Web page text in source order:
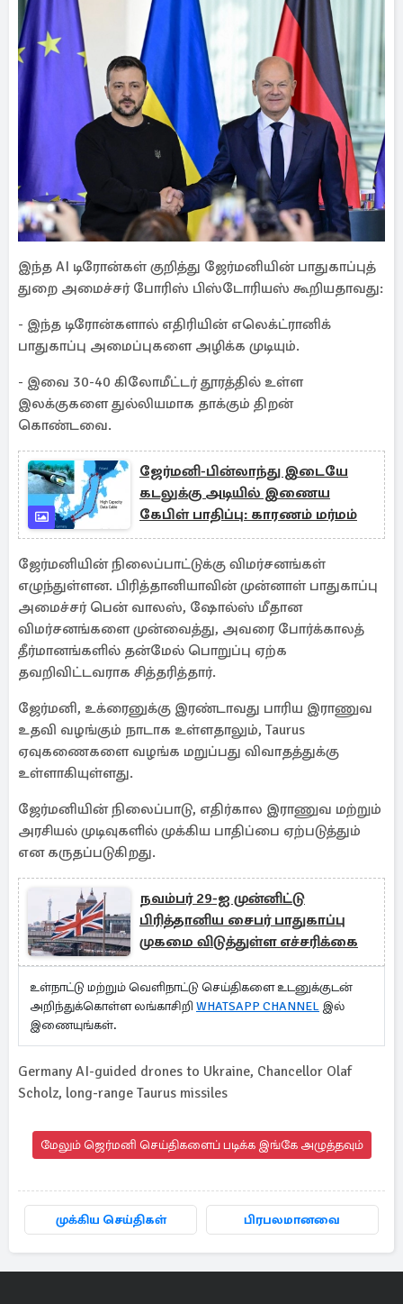
இந்த AI டிரோன்கள் குறித்து ஜேர்மனியின் பாதுகாப்புத்
துறை அமைச்சர் போரிஸ் பிஸ்டோரியஸ் கூறியதாவது:
- இந்த டிரோன்களால் எதிரியின் எலெக்ட்ரானிக்
பாதுகாப்பு அமைப்புகளை அழிக்க முடியும்.
- இவை 30-40 கிலோமீட்டர் தூரத்தில் உள்ள
இலக்குகளை துல்லியமாக தாக்கும் திறன்
கொண்டவை.
ஜேர்மனி-பின்லாந்து இடையே
கடலுக்கு அடியில் இணைய
கேபிள் பாதிப்பு: காரணம் மர்மம்
ஜேர்மனியின் நிலைப்பாட்டுக்கு விமர்சனங்கள்
எழுந்துள்ளன. பிரித்தானியாவின் முன்னாள் பாதுகாப்பு
அமைச்சர் பென் வாலஸ், ஷோல்ஸ் மீதான
விமர்சனங்களை முன்வைத்து, அவரை போர்க்காலத்
தீர்மானங்களில் தன்மேல் பொறுப்பு ஏற்க
தவறிவிட்டவராக சித்தரித்தார்.
ஜேர்மனி, உக்ரைனுக்கு இரண்டாவது பாரிய இராணுவ
உதவி வழங்கும் நாடாக உள்ளதாலும், Taurus
ஏவுகணைகளை வழங்க மறுப்பது விவாதத்துக்கு
உள்ளாகியுள்ளது.
ஜேர்மனியின் நிலைப்பாடு, எதிர்கால இராணுவ மற்றும்
அரசியல் முடிவுகளில் முக்கிய பாதிப்பை ஏற்படுத்தும்
என கருதப்படுகிறது.
நவம்பர் 29-ஐ முன்னிட்டு
பிரித்தானிய சைபர் பாதுகாப்பு
முகமை விடுத்துள்ள எச்சரிக்கை
உள்நாட்டு மற்றும் வெளிநாட்டு செய்திகளை உடனுக்குடன்
அறிந்துக்கொள்ள லங்காசிறி WHATSAPP CHANNEL இல்
இணையுங்கள்.
Germany AI-guided drones to Ukraine, Chancellor Olaf
Scholz, long-range Taurus missiles
மேலும் ஜெர்மனி செய்திகளைப் படிக்க இங்கே அழுத்தவும்
முக்கிய செய்திகள் பிரபலமானவை